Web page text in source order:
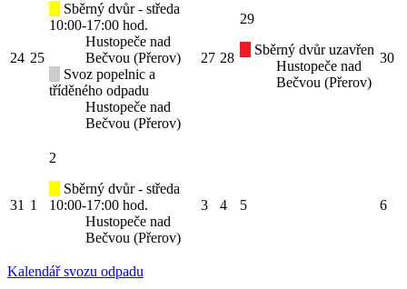
24 25
Sběrný dvůr - středa
10:00-17:00 hod.
Hustopeče nad
Bečvou (Přerov)
Svoz popelnic a
tříděného odpadu
Hustopeče nad
Bečvou (Přerov)
27 28
29
Sběrný dvůr uzavřen
Hustopeče nad
Bečvou (Přerov)
30
31 1
2
Sběrný dvůr - středa
10:00-17:00 hod.
Hustopeče nad
Bečvou (Přerov)
3 4 5 6
Kalendář svozu odpadu